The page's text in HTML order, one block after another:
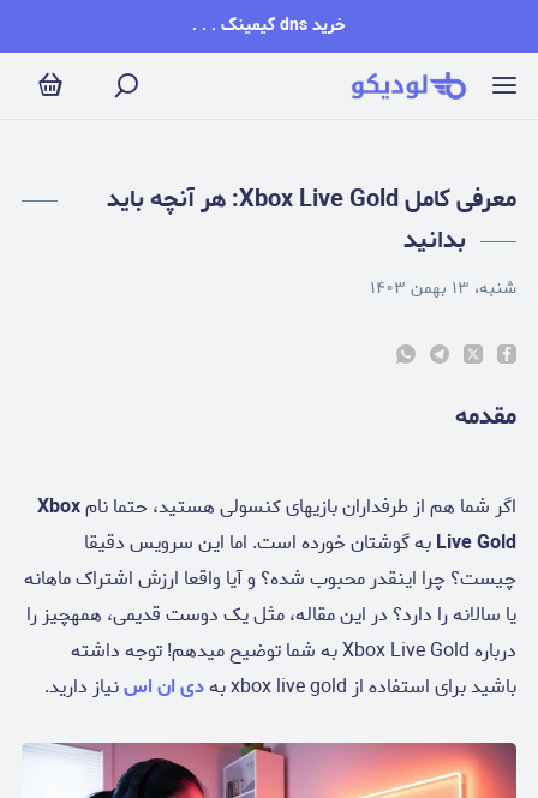
خرید dns گیمینگ . . .
معرفی کامل Xbox Live Gold: هر آنچه باید
بدانید
شنبه، ۱۳ بهمن ۱۴۰۳
مقدمه
اگر شما هم از طرفداران بازیهای کنسولی هستید، حتما نامXbox
Live Goldبه گوشتان خورده است. اما این سرویس دقیقا
چیست؟ چرا اینقدر محبوب شده؟ و آیا واقعا ارزش اشتراک ماهانه
یا سالانه را دارد؟ در این مقاله، مثل یک دوست قدیمی، همهچیز را
درباره Xbox Live Gold به شما توضیح میدهم! توجه داشته
باشید برای استفاده از xbox live gold به
دی ان اسنیاز دارید.